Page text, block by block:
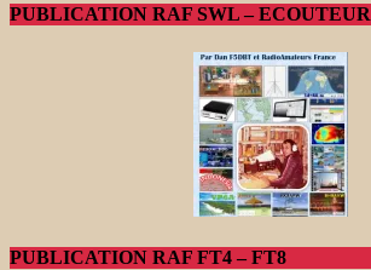
PUBLICATION RAF SWL – ECOUTEUR
PUBLICATION RAF FT4 – FT8